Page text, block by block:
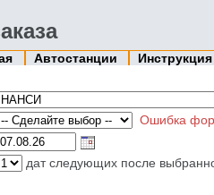
Автостанции
Ошибка
дат следующих после